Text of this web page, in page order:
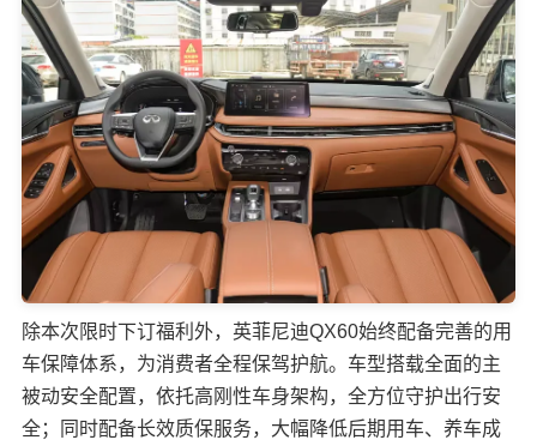
除本次限时下订福利外，英菲尼迪QX60始终配备完善的用
车保障体系，为消费者全程保驾护航。车型搭载全面的主
被动安全配置，依托高刚性车身架构，全方位守护出行安
全；同时配备长效质保服务，大幅降低后期用车、养车成